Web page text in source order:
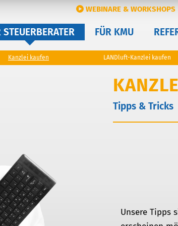
WEBINARE & WORKSHOPS
STEUERBERATER
Kanzlei kaufen LANDluft-Kanzlei kaufen
FÜR KMU
Tipps & Tricks
Unsere Tipps